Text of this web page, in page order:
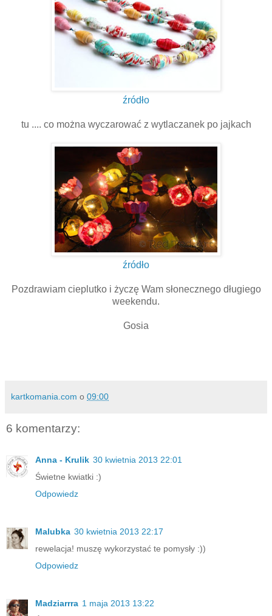
źródło
tu .... co można wyczarować z wytlaczanek po jajkach
źródło
Pozdrawiam cieplutko i życzę Wam słonecznego długiego
weekendu.
Gosia
kartkomania.com o 09:00
6 komentarzy:
Anna - Krulik 30 kwietnia 2013 22:01
Świetne kwiatki :)
Odpowiedz
Malubka 30 kwietnia 2013 22:17
rewelacja! muszę wykorzystać te pomysły :))
Odpowiedz
Madziarrra 1 maja 2013 13:22